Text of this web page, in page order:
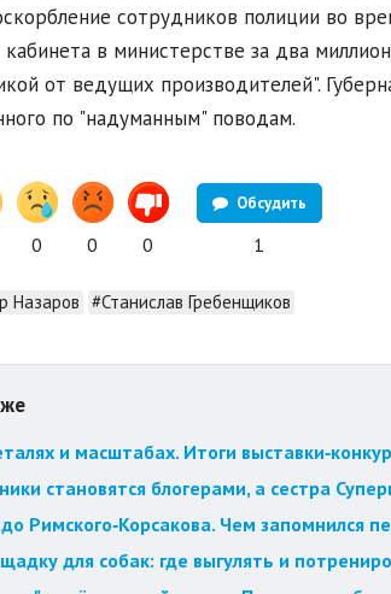
сотрудников полиции во
кабинета в министерстве за два
от ведущих производителей".
по "надуманным" поводам.
0 0 0
Обсудить
1
Назаров #Станислав Гребенщиков
и масштабах. Итоги
становятся блогерами, а сестра
Римского‑Корсакова. Чем запомнился
для собак: где выгулять и